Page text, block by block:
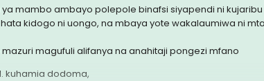
ya mambo ambayo polepole binafsi siyapendi ni
kidogo ni uongo, na mbaya yote wakalaumiwa ni
mazuri magufuli alifanya na anahitaji pongezi mfano
kuhamia dodoma,